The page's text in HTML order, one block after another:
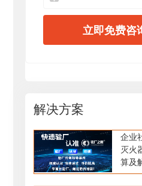
立即免费咨
解决方案
企业
灭火
算及